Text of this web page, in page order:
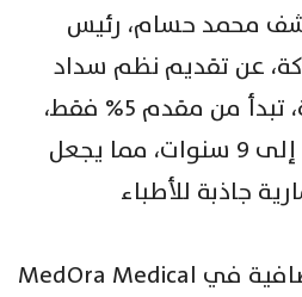
محمد حسام، رئيس
عن تقديم نظم سداد
مرنة وأسعار تنافسية، تبدأ من مقدم 5% فقط،
مع خطط أقساط تصل إلى 9 سنوات، مما يجعل
جاذبة للأطباء
كما أشار إلى ميزة إضافية في MedOra Medical